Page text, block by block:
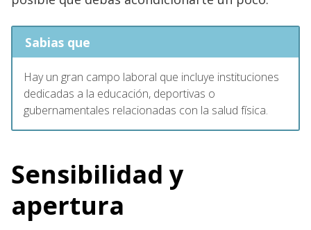
Sabias que
Hay un gran campo laboral que incluye instituciones
dedicadas a la educación, deportivas o
gubernamentales relacionadas con la salud física.
Sensibilidad y
apertura